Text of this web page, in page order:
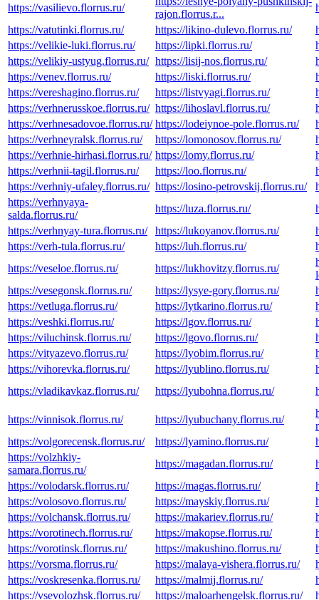
https://vasilievo.florrus.ru/
rajon.florrus.r...
https://vatutinki.florrus.ru/
https://likino-dulevo.florrus.ru/
https://velikie-luki.florrus.ru/
https://lipki.florrus.ru/
https://velikiy-ustyug.florrus.ru/ https://lisij-nos.florrus.ru/
https://venev.florrus.ru/
https://liski.florrus.ru/
https://vereshagino.florrus.ru/
https://listvyagi.florrus.ru/
https://verhnerusskoe.florrus.ru/ https://lihoslavl.florrus.ru/
https://verhnesadovoe.florrus.ru/ https://lodeiynoe-pole.florrus.ru/
https://verhneyralsk.florrus.ru/
https://lomonosov.florrus.ru/
https://verhnie-hirhasi.florrus.ru/ https://lomy.florrus.ru/
https://verhnii-tagil.florrus.ru/
https://loo.florrus.ru/
https://verhniy-ufaley.florrus.ru/ https://losino-petrovskij.florrus.ru/
https://verhnyaya-
salda.florrus.ru/
https://luza.florrus.ru/
https://verhnyay-tura.florrus.ru/
https://lukoyanov.florrus.ru/
https://verh-tula.florrus.ru/
https://luh.florrus.ru/
https://veseloe.florrus.ru/
https://lukhovitzy.florrus.ru/
https://vesegonsk.florrus.ru/
https://lysye-gory.florrus.ru/
https://vetluga.florrus.ru/
https://lytkarino.florrus.ru/
https://veshki.florrus.ru/
https://lgov.florrus.ru/
https://viluchinsk.florrus.ru/
https://lgovo.florrus.ru/
https://vityazevo.florrus.ru/
https://lyobim.florrus.ru/
https://vihorevka.florrus.ru/
https://lyublino.florrus.ru/
https://vladikavkaz.florrus.ru/
https://lyubohna.florrus.ru/
https://vinnisok.florrus.ru/ https://lyubuchany.florrus.ru/
https://volgorecensk.florrus.ru/
https://lyamino.florrus.ru/
https://volzhkiy-
samara.florrus.ru/
https://magadan.florrus.ru/
https://volodarsk.florrus.ru/
https://magas.florrus.ru/
https://volosovo.florrus.ru/
https://mayskiy.florrus.ru/
https://volchansk.florrus.ru/
https://makariev.florrus.ru/
https://vorotinech.florrus.ru/
https://makopse.florrus.ru/
https://vorotinsk.florrus.ru/
https://makushino.florrus.ru/
https://vorsma.florrus.ru/
https://malaya-vishera.florrus.ru/
https://voskresenka.florrus.ru/
https://malmij.florrus.ru/
https://vsevolozhsk.florrus.ru/
https://maloarhengelsk.florrus.ru/